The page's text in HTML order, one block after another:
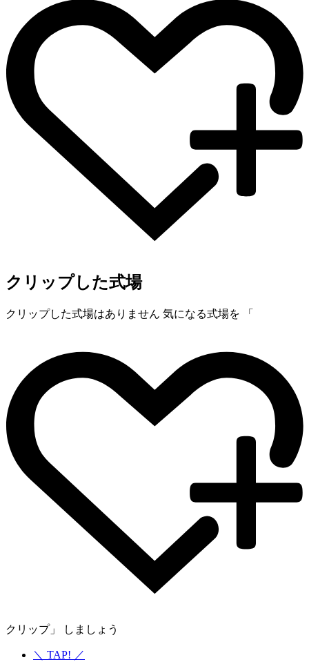
クリップした式場
クリップした式場はありません 気になる式場を 「
クリップ」 しましょう
＼ TAP! ／